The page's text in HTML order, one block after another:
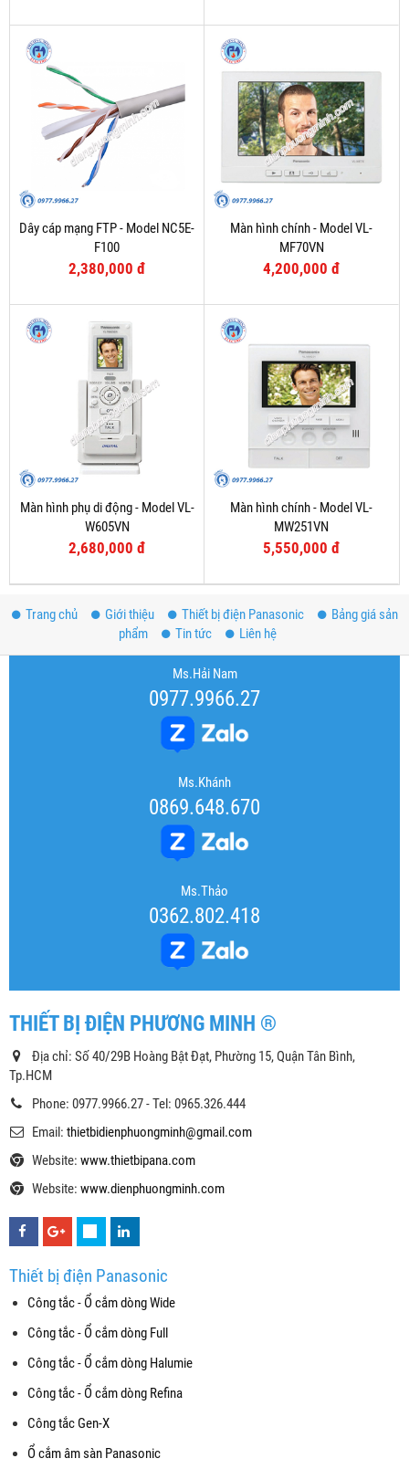
Dây cáp mạng FTP - Model NC5E-
F100
2,380,000 đ
Màn hình chính - Model VL-
MF70VN
4,200,000 đ
Màn hình phụ di động - Model VL-
W605VN
2,680,000 đ
Màn hình chính - Model VL-
MW251VN
5,550,000 đ
Trang chủ Giới thiệu Thiết bị điện Panasonic
Bảng giá sản
phẩm
Tin tức Liên hệ
Ms.Hải Nam
0977.9966.27
Ms.Khánh
0869.648.670
Ms.Thảo
0362.802.418
THIẾT BỊ ĐIỆN PHƯƠNG MINH ®
Địa chỉ: Số 40/29B Hoàng Bật Đạt, Phường 15, Quận Tân Bình,
Tp.HCM
Phone: 0977.9966.27 - Tel: 0965.326.444
Email: thietbidienphuongminh@gmail.com
Website: www.thietbipana.com
Website: www.dienphuongminh.com
Thiết bị điện Panasonic
Công tắc - Ổ cắm dòng Wide
Công tắc - Ổ cắm dòng Full
Công tắc - Ổ cắm dòng Halumie
Công tắc - Ổ cắm dòng Refina
Công tắc Gen-X
Ổ cắm âm sàn Panasonic